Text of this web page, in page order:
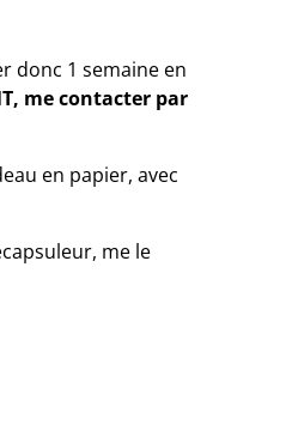
donc 1 semaine en
me contacter par
en papier, avec
me le